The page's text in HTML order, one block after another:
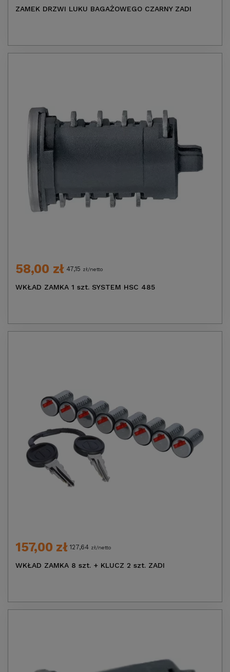
ZAMEK DRZWI LUKU BAGAŻOWEGO CZARNY ZADI
58,00 zł 47,15 zł/netto
WKŁAD ZAMKA 1 szt. SYSTEM HSC 485
157,00 zł 127,64 zł/netto
WKŁAD ZAMKA 8 szt. + KLUCZ 2 szt. ZADI